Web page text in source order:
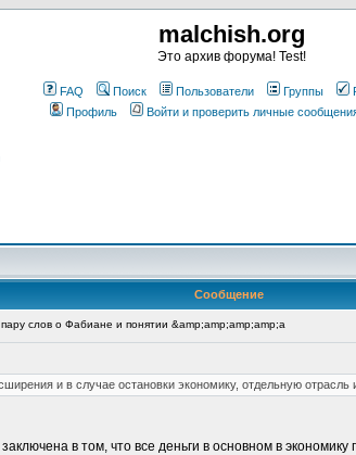
malchish.org
Это архив форума! Test!
FAQ Поиск Пользователи Группы
Профиль
Войти и проверить личные
Сообщение
слов о Фабиане и понятии &amp;amp;amp;amp;a
и в случае остановки экономику, отдельную отрасль
в том, что все деньги в основном в